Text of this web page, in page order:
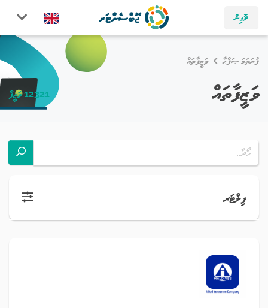
ލޮގިން
ފުރަތަމަ ޞަފްޙާ ވަޒީފާތައް
ވަޒީފާތައް 12321 ވަޒީފާ
ފިލްޓަރ